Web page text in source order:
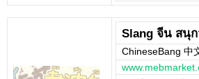
Slang จีน สนุก
ChineseBang 中